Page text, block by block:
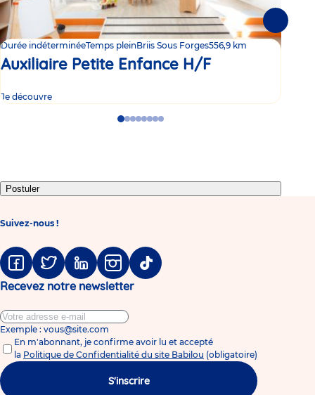
Durée indéterminéeTemps pleinBriis Sous Forges556,9 km
Auxiliaire Petite Enfance H/F
Je découvre
GoGoGoGoGoGo
GoGo
Postuler
Suivez-nous !
FacebookTwitter LinkedinInstagramTiktok
Recevez notre newsletter
Exemple : vous@site.com
En m'abonnant, je confirme avoir lu et accepté
la Politique de Confidentialité du site Babilou (obligatoire)
S'inscrire